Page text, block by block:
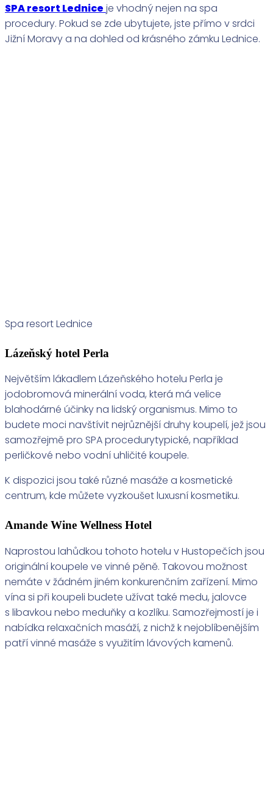
SPA resort Lednice je vhodný nejen na spa
procedury. Pokud se zde ubytujete, jste přímo v srdci
Jižní Moravy a na dohled od krásného zámku Lednice.
Spa resort Lednice
Lázeňský hotel Perla
Největším lákadlem Lázeňského hotelu Perla je
jodobromová minerální voda, která má velice
blahodárné účinky na lidský organismus. Mimo to
budete moci navštívit nejrůznější druhy koupelí, jež jsou
samozřejmě pro SPA procedurytypické, například
perličkové nebo vodní uhličité koupele.
K dispozici jsou také různé masáže a kosmetické
centrum, kde můžete vyzkoušet luxusní kosmetiku.
Amande Wine Wellness Hotel
Naprostou lahůdkou tohoto hotelu v Hustopečích jsou
originální koupele ve vinné pěně. Takovou možnost
nemáte v žádném jiném konkurenčním zařízení. Mimo
vína si při koupeli budete užívat také medu, jalovce
s libavkou nebo meduňky a kozlíku. Samozřejmostí je i
nabídka relaxačních masáží, z nichž k nejoblíbenějším
patří vinné masáže s využitím lávových kamenů.